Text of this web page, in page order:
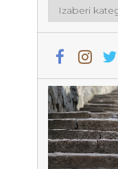
Прегледач
видео
записа